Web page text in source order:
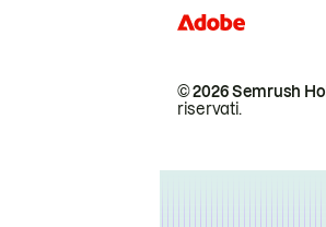
© 2026 Semrush
riservati.